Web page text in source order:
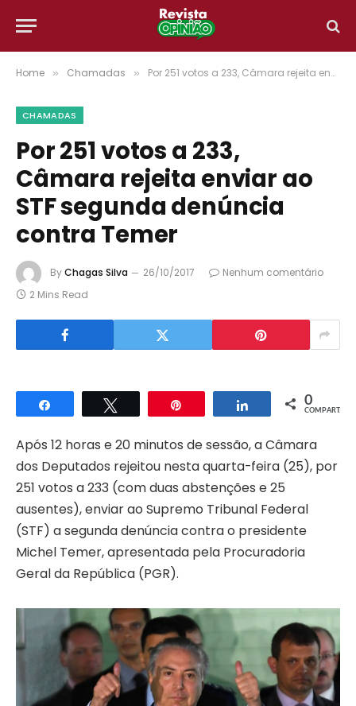
Home » Chamadas » Por 251 votos a 233, Câmara rejeita enviar ao STF segunda denúncia contra Temer
CHAMADAS
Por 251 votos a 233,
Câmara rejeita enviar ao
STF segunda denúncia
contra Temer
ByChagas Silva 26/10/2017
Nenhum comentário
2 Mins Read
Compartilhar Compartilhar
0
COMPART.
Após 12 horas e 20 minutos de sessão, a Câmara
dos Deputados rejeitou nesta quarta-feira (25), por
251 votos a 233 (com duas abstenções e 25
ausentes), enviar ao Supremo Tribunal Federal
(STF) a segunda denúncia contra o presidente
Michel Temer, apresentada pela Procuradoria
Geral da República (PGR).